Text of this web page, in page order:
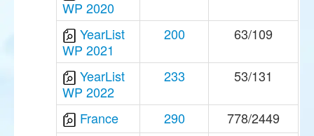
WP 2020
YearList
WP 2021
200 63/109
YearList
WP 2022
233 53/131
France 290
778/2449